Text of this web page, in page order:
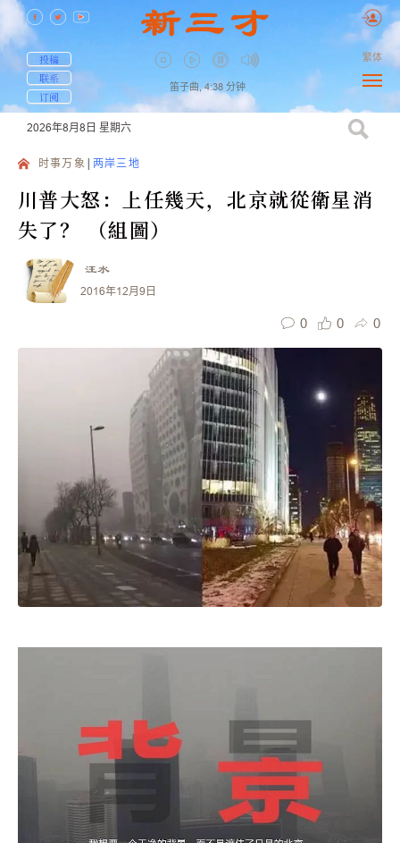
投稿
联系
订阅
笛子曲, 4:38 分钟
繁体
2026年8月8日 星期六
时事万象 两岸三地
川普大怒：上任幾天，北京就從衛星消
失了？ （組圖）
汪水
2016年12月9日
0 0 0